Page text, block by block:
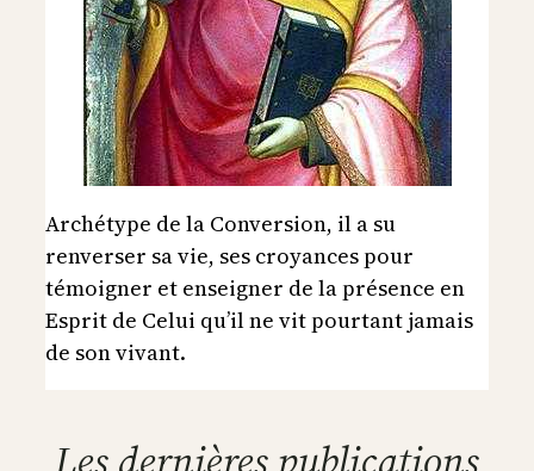
Archétype de la Conversion, il a su
renverser sa vie, ses croyances pour
témoigner et enseigner de la présence en
Esprit de Celui qu’il ne vit pourtant jamais
de son vivant.